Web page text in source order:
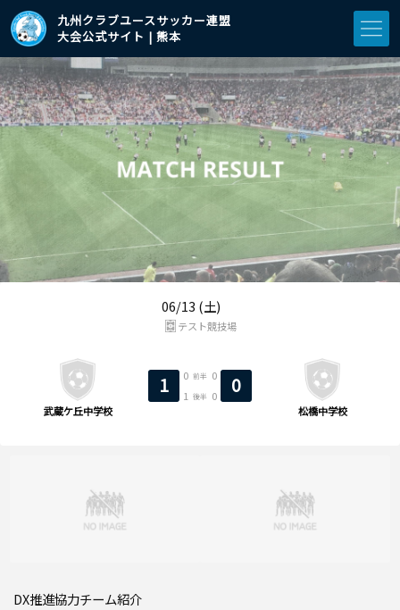
九州クラブユースサッカー連盟
大会公式サイト | 熊本
06/13 (土)
武蔵ケ丘中学校
1 0 前半
0
1
後半 0 0
松橋中学校
テスト競技場
DX推進協力チーム紹介